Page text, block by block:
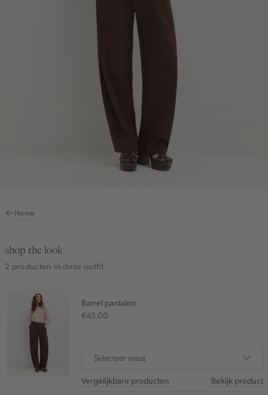
Home
shop the look
2 producten in deze outfit
Barrel pantalon
€45.00
Selecteer maat
Vergelijkbare producten Bekijk product